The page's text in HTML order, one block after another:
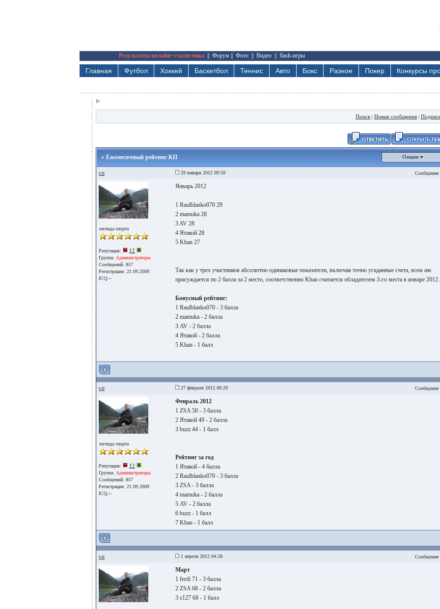
Результаты онлайн+статистика Форум Фото Видео flash-игры
Главная Футбол Хоккей Баскетбол Теннис Авто Бокс Разное Покер Конкурсы
Поиск | Новые сообщения |
Ежемесячный рейтинг КП Опции
vit 29 января 2012 09:59 Сообщение
легенда спорта
Репутация: 12
Группа: Администраторы
Сообщений: 857
Регистрация: 21.09.2009
ICQ:--
Январь 2012
1 Raulblanko070 29
2 mamuka 28
3 AV 28
4 Ятакой 28
5 Khan 27
Так как у трех участников абсолютно одинаковые показатели, включая точно угаданные счета, всем им
присуждается по 2 балла за 2 место, соответственно Khan считается обладателем 3-го места в январе 2012.
Бонусный рейтинг:
1 Raulblanko070 - 3 балла
2 mamuka - 2 балла
3 AV - 2 балла
4 Ятакой - 2 балла
5 Khan - 1 балл
vit 27 февраля 2012 00:29 Сообщение
легенда спорта
Репутация: 12
Группа: Администраторы
Сообщений: 857
Регистрация: 21.09.2009
ICQ:--
Февраль 2012
1 ZSA 50 - 3 балла
2 Ятакой 49 - 2 балла
3 buzz 44 - 1 балл
Рейтинг за год
1 Ятакой - 4 балла
2 Raulblanko070 - 3 балла
3 ZSA - 3 балла
4 mamuka - 2 балла
5 AV - 2 балла
6 buzz - 1 балл
7 Khan - 1 балл
vit 1 апреля 2012 04:28 Сообщение
Март
1 ferdi 71 - 3 балла
2 ZSA 68 - 2 балла
3 s127 68 - 1 балл